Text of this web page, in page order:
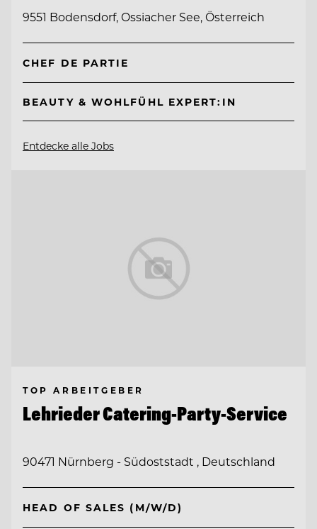
9551 Bodensdorf, Ossiacher See, Österreich
CHEF DE PARTIE
BEAUTY & WOHLFÜHL EXPERT:IN
Entdecke alle Jobs
TOP ARBEITGEBER
Lehrieder Catering-Party-Service
90471 Nürnberg - Südoststadt , Deutschland
HEAD OF SALES (M/W/D)